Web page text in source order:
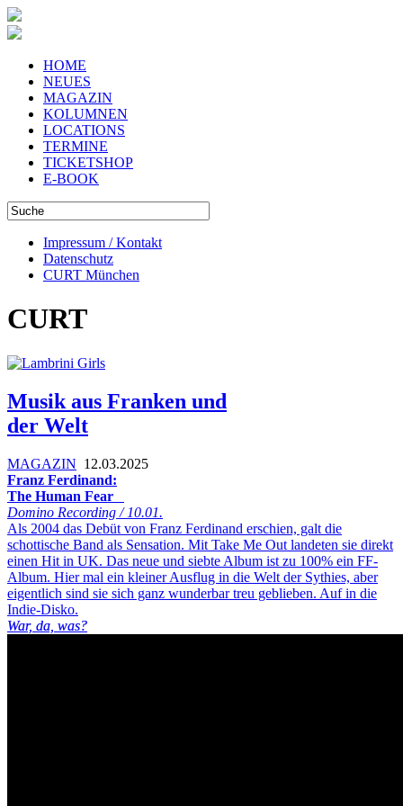
HOME
NEUES
MAGAZIN
KOLUMNEN
LOCATIONS
TERMINE
TICKETSHOP
E-BOOK
Impressum / Kontakt
Datenschutz
CURT München
CURT
Musik aus Franken und
der Welt
MAGAZIN 12.03.2025
Franz Ferdinand:
The Human Fear
Domino Recording / 10.01.
Als 2004 das Debüt von Franz Ferdinand erschien, galt die
schottische Band als Sensation. Mit Take Me Out landeten sie direkt
einen Hit in UK. Das neue und siebte Album ist zu 100% ein FF-
Album. Hier mal ein kleiner Ausflug in die Welt der Sythies, aber
eigentlich sind sie sich ganz wunderbar treu geblieben. Auf in die
Indie-Disko.
War, da, was?